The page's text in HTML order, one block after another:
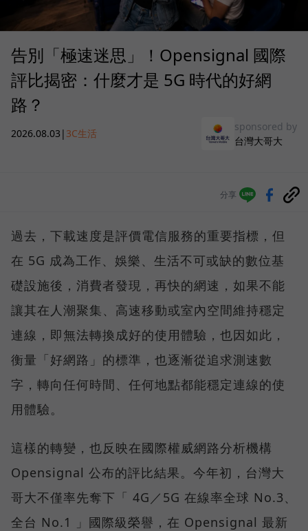
告別「極速迷思」！Opensignal 國際
評比揭密：什麼才是 5G 時代的好網
路？
2026.08.03 | 3C生活
sponsored by
台灣大哥大
分享
過去，下載速度是評價電信服務的重要指標，但
在 5G 成為工作、娛樂、生活不可或缺的數位基
礎設施後，消費者發現，再快的網速，如果不能
讓其在人潮聚集、高速移動或室內空間維持穩定
連線，即無法轉換成好的使用體驗，也因如此，
衡量「好網路」的標準，也逐漸從追求測速數
字，轉向任何時間、任何地點都能穩定連線的使
用體驗。
這樣的轉變，也反映在國際權威網路分析機構
Opensignal 公布的評比結果。今年初，台灣大
哥大不僅率先奪下「 4G／5G 在線率全球 No.3、
全台 No.1 」國際級榮譽，在 Opensignal 最新